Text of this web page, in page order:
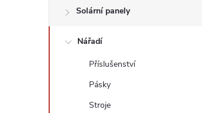
Solární panely
Nářadí
Příslušenství
Pásky
Stroje